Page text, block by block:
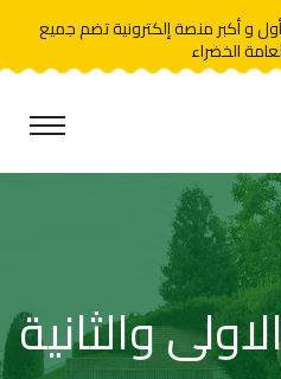
و أكبر منصة إلكترونية تضم جميع
الخضراء
والثانية